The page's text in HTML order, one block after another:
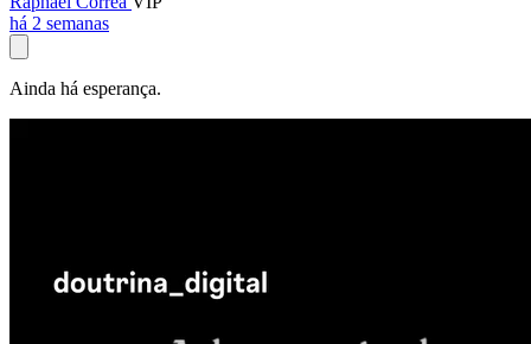
há 2 semanas
Ainda há esperança.